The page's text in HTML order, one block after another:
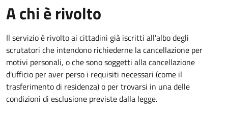
A chi è rivolto
Il servizio è rivolto ai cittadini già iscritti all'albo degli
scrutatori che intendono richiederne la cancellazione per
motivi personali, o che sono soggetti alla cancellazione
d'ufficio per aver perso i requisiti necessari (come il
trasferimento di residenza) o per trovarsi in una delle
condizioni di esclusione previste dalla legge.